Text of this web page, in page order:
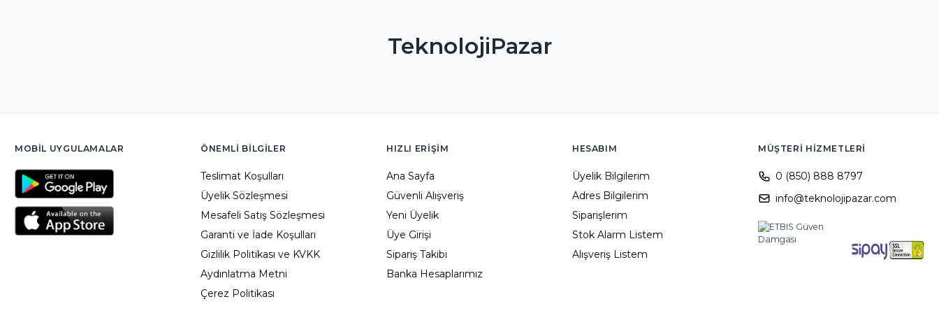
TeknolojiPazar
MOBIL UYGULAMALAR ÖNEMLI BILGILER
Teslimat Koşulları
Üyelik Sözleşmesi
Mesafeli Satış Sözleşmesi
Garanti ve İade Koşulları
Gizlilik Politikası ve KVKK
Aydınlatma Metni
Çerez Politikası
HIZLI ERIŞIM
Ana Sayfa
Güvenli Alışveriş
Yeni Üyelik
Üye Girişi
Sipariş Takibi
Banka Hesaplarımız
HESABIM
Üyelik Bilgilerim
Adres Bilgilerim
Siparişlerim
Stok Alarm Listem
Alışveriş Listem
MÜŞTERI HIZMETLERI
0 (850) 888 8797
info@teknolojipazar.com